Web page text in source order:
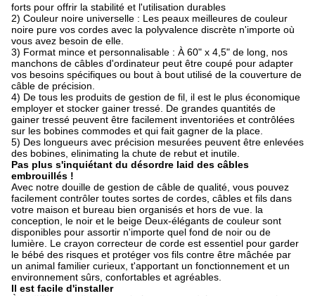
forts pour offrir la stabilité et l'utilisation durables
2) Couleur noire universelle : Les peaux meilleures de couleur
noire pure vos cordes avec la polyvalence discrète n'importe où
vous avez besoin de elle.
3) Format mince et personnalisable : À 60" x 4,5" de long, nos
manchons de câbles d'ordinateur peut être coupé pour adapter
vos besoins spécifiques ou bout à bout utilisé de la couverture de
câble de précision.
4) De tous les produits de gestion de fil, il est le plus économique
employer et stocker gainer tressé. De grandes quantités de
gainer tressé peuvent être facilement inventoriées et contrôlées
sur les bobines commodes et qui fait gagner de la place.
5) Des longueurs avec précision mesurées peuvent être enlevées
des bobines, elinimating la chute de rebut et inutile.
Pas plus s'inquiétant du désordre laid des câbles
embrouillés !
Avec notre douille de gestion de câble de qualité, vous pouvez
facilement contrôler toutes sortes de cordes, câbles et fils dans
votre maison et bureau bien organisés et hors de vue. la
conception, le noir et le beige Deux-élégants de couleur sont
disponibles pour assortir n'importe quel fond de noir ou de
lumière. Le crayon correcteur de corde est essentiel pour garder
le bébé des risques et protéger vos fils contre être mâchée par
un animal familier curieux, t'apportant un fonctionnement et un
environnement sûrs, confortables et agréables.
Il est facile d'installer